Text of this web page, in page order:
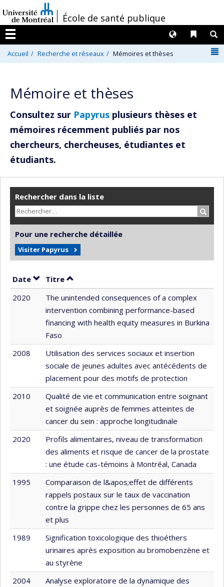
au
contenu
/École de santé publique
Menu
Liens
Langues
Accueil Recherche et réseaux Mémoires et thèses
Mémoire et thèses
Consultez sur Papyrus plusieurs thèses et
mémoires récemment publiés par nos
chercheurs, chercheuses, étudiantes et
étudiants.
Rechercher dans la liste
Pour une recherche détaillée
Visiter Papyrus
Date Trier par date en ordre décroissant
Titre Trier par titre en ordre décroissant
2020
The unintended consequences of a complex
intervention combining performance-based
financing with health equity measures in Burkina
Faso
2008
Utilisation des services sociaux et insertion
sociale de jeunes adultes avec antécédents de
placement pour des motifs de protection
2010
Qualité de vie et communication entre soignant
et soignée auprès de femmes atteintes de
cancer du sein : approche longitudinale
2020
Profils alimentaires, niveau de transformation
des aliments et risque de cancer de la prostate
: une étude cas-témoins à Montréal, Canada
1995
Comparaison de l&apos;effet de différents
rappels postaux sur le taux de vaccination
contre la grippe chez les personnes de 65 ans
et plus
1989
Signification toxicologique des thioéthers
urinaires après exposition au bromobenzène et
au styrène
2004
Analyse exploratoire de la dynamique des